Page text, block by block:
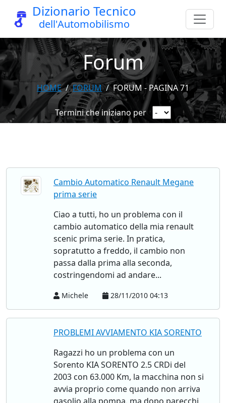
Dizionario Tecnico
dell'Automobilismo
Forum
HOME FORUM FORUM - PAGINA 71
Termini che iniziano per
Cambio Automatico Renault Megane
prima serie
Ciao a tutti, ho un problema con il
cambio automatico della mia renault
scenic prima serie. In pratica,
sopratutto a freddo, il cambio non
passa dalla prima alla seconda,
costringendomi ad andare...
Michele 28/11/2010 04:13
PROBLEMI AVVIAMENTO KIA SORENTO
Ragazzi ho un problema con un
Sorento KIA SORENTO 2.5 CRDi del
2003 con 63.000 Km, la macchina non si
avvia proprio come quando non arriva